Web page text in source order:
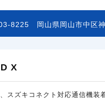
8225 岡山県岡山市中区
X
スズキコネクト対応通信機装